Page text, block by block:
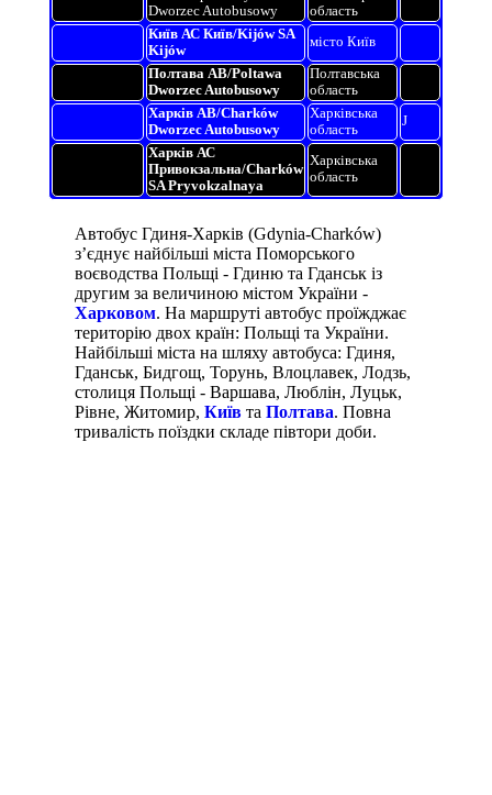
Dworzec Autobusowy
область
Київ АС Київ/Kijów SA
Kijów
місто Київ
Полтава АВ/Poltawa
Dworzec Autobusowy
Полтавська
область
Харків АВ/Charków
Dworzec Autobusowy
Харківська
область
J
Харків АС
Привокзальна/Charków
SA Pryvokzalnaya
Харківська
область
Автобус Гдиня-Харків (Gdynia-Charków)
з’єднує найбільші міста Поморського
воєводства Польщі - Гдиню та Гданськ із
другим за величиною містом України -
Харковом. На маршруті автобус проїжджає
територію двох країн: Польщі та України.
Найбільші міста на шляху автобуса: Гдиня,
Гданськ, Бидгощ, Торунь, Влоцлавек, Лодзь,
столиця Польщі - Варшава, Люблін, Луцьк,
Рівне, Житомир,Київ таПолтава. Повна
тривалість поїздки складе півтори доби.